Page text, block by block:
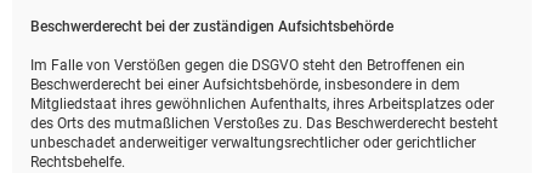
Beschwerde­recht bei der zuständigen Aufsichts­behörde
Im Falle von Verstößen gegen die DSGVO steht den Betroffenen ein
Beschwerderecht bei einer Aufsichtsbehörde, insbesondere in dem
Mitgliedstaat ihres gewöhnlichen Aufenthalts, ihres Arbeitsplatzes oder
des Orts des mutmaßlichen Verstoßes zu. Das Beschwerderecht besteht
unbeschadet anderweitiger verwaltungsrechtlicher oder gerichtlicher
Rechtsbehelfe.